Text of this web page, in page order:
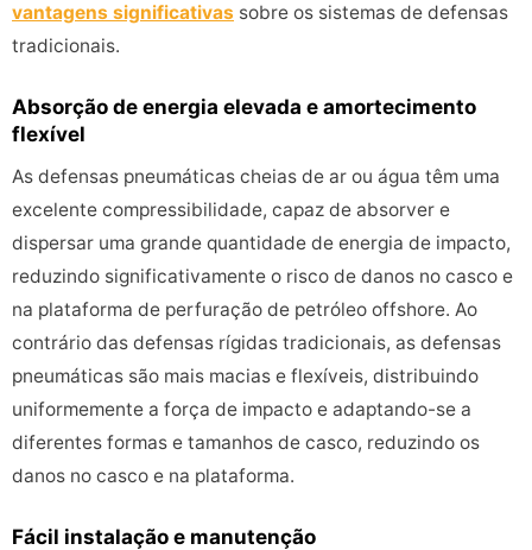
vantagens significativas sobre os sistemas de defensas
tradicionais.
Absorção de energia elevada e amortecimento
flexível
As defensas pneumáticas cheias de ar ou água têm uma
excelente compressibilidade, capaz de absorver e
dispersar uma grande quantidade de energia de impacto,
reduzindo significativamente o risco de danos no casco e
na plataforma de perfuração de petróleo offshore. Ao
contrário das defensas rígidas tradicionais, as defensas
pneumáticas são mais macias e flexíveis, distribuindo
uniformemente a força de impacto e adaptando-se a
diferentes formas e tamanhos de casco, reduzindo os
danos no casco e na plataforma.
Fácil instalação e manutenção